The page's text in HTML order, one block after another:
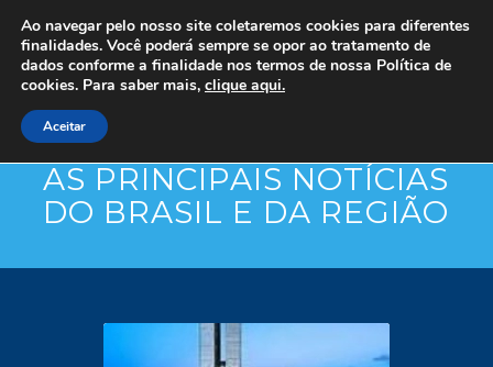
AS PRINCIPAIS NOTÍCIAS
DO BRASIL E DA REGIÃO
Ao navegar pelo nosso site coletaremos cookies para diferentes
finalidades. Você poderá sempre se opor ao tratamento de
dados conforme a finalidade nos termos de nossa Política de
cookies. Para saber mais, clique aqui.
Aceitar